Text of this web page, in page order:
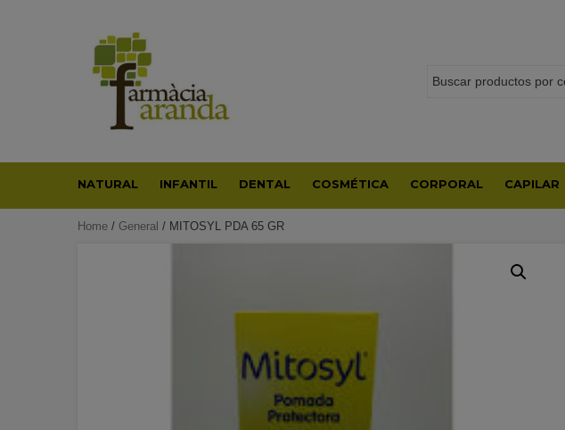
NATURAL INFANTIL DENTAL COSMÉTICA CORPORAL CAPILAR
Home / General / MITOSYL PDA 65 GR